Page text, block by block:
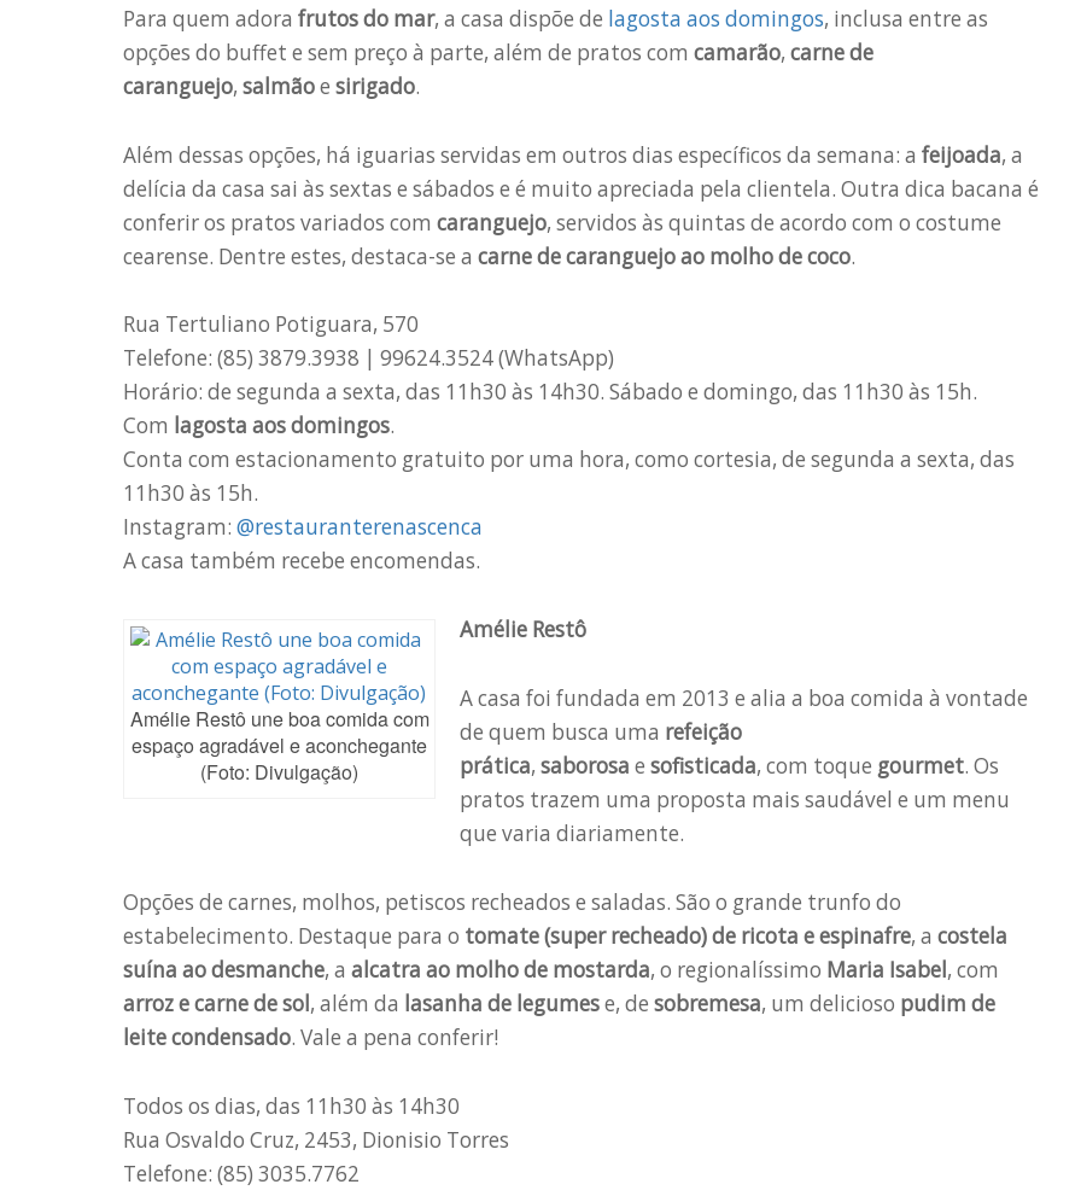
Para quem adora frutos do mar, a casa dispõe de lagosta aos domingos, inclusa entre as
opções do buffet e sem preço à parte, além de pratos com camarão, carne de
caranguejo, salmãoe sirigado.
Além dessas opções, há iguarias servidas em outros dias específicos da semana: a feijoada, a
delícia da casa sai às sextas e sábados e é muito apreciada pela clientela. Outra dica bacana é
conferir os pratos variados com caranguejo, servidos às quintas de acordo com o costume
cearense. Dentre estes, destaca-se a carne de caranguejo ao molho de coco.
Rua Tertuliano Potiguara, 570
Telefone: (85) 3879.3938 | 99624.3524 (WhatsApp)
Horário: de segunda a sexta, das 11h30 às 14h30. Sábado e domingo, das 11h30 às 15h.
Com lagosta aos domingos.
Conta com estacionamento gratuito por uma hora, como cortesia, de segunda a sexta, das
11h30 às 15h.
Instagram: @restauranterenascenca
A casa também recebe encomendas.
Amélie Restô une boa comida com
espaço agradável e aconchegante
(Foto: Divulgação)
Amélie Restô
A casa foi fundada em 2013 e alia a boa comida à vontade
de quem busca uma refeição
prática, saborosa e sofisticada, com toque gourmet. Os
pratos trazem uma proposta mais saudável e um menu
que varia diariamente.
Opções de carnes, molhos, petiscos recheados e saladas. São o grande trunfo do
estabelecimento. Destaque para o tomate (super recheado) de ricota e espinafre, a costela
suína ao desmanche, a alcatra ao molho de mostarda, o regionalíssimo Maria Isabel, com
arroz e carne de sol, além da lasanha de legumese, de sobremesa, um delicioso pudim de
leite condensado. Vale a pena conferir!
Todos os dias, das 11h30 às 14h30
Rua Osvaldo Cruz, 2453, Dionisio Torres
Telefone: (85) 3035.7762